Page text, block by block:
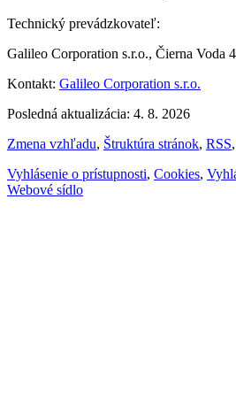
Technický prevádzkovateľ:
Galileo Corporation s.r.o., Čierna Voda
Kontakt: Galileo Corporation s.r.o.
Posledná aktualizácia: 4. 8. 2026
Zmena vzhľadu, Štruktúra stránok, RSS,
Vyhlásenie o prístupnosti, Cookies,
Webové sídlo